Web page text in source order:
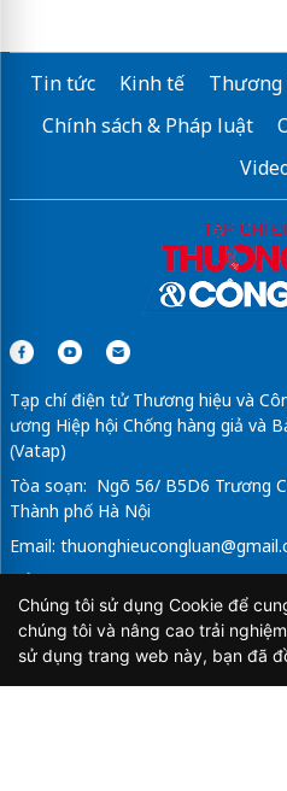
Tin tức Kinh tế
Chính sách & Pháp luật
Tạp chí điện tử Thương hiệu và
ương Hiệp hội Chống hàng giả và
(Vatap)
Tòa soạn: Ngõ 56/ B5D6 Trương
Thành phố Hà Nội
Email:
Tổng Biên Tập: Vũ Đức Thuận
Giấy phép hoạt động báo chí
Thông tin và Truyền thông cấp
Chúng tôi sử dụng Cookie để
chúng tôi và nâng cao trải
sử dụng trang web này, bạn đã